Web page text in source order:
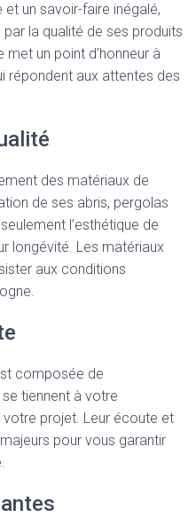
un savoir-faire inégalé,
la qualité de ses produits
met un point d’honneur à
répondent aux attentes des
des matériaux de
de ses abris, pergolas
l’esthétique de
longévité. Les matériaux
aux conditions
composée de
tiennent à votre
projet. Leur écoute et
pour vous garantir